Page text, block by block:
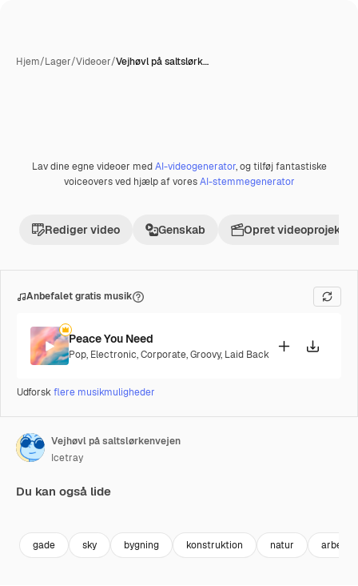
Hjem/Lager/Videoer/Vejhøvl på saltslørk…
Præmie
Lav dine egne videoer medAI-videogenerator, og tilføj fantastiske
voiceovers ved hjælp af voresAI-stemmegenerator
Rediger video Genskab Opret videoprojekt
Anbefalet gratis musik
Peace You Need
Pop, Electronic,Corporate,Groovy, Laid Back
Udforskflere musikmuligheder
Vejhøvl på saltslørkenvejen
Icetray
Du kan også lide
gade sky bygning konstruktion natur arbejde